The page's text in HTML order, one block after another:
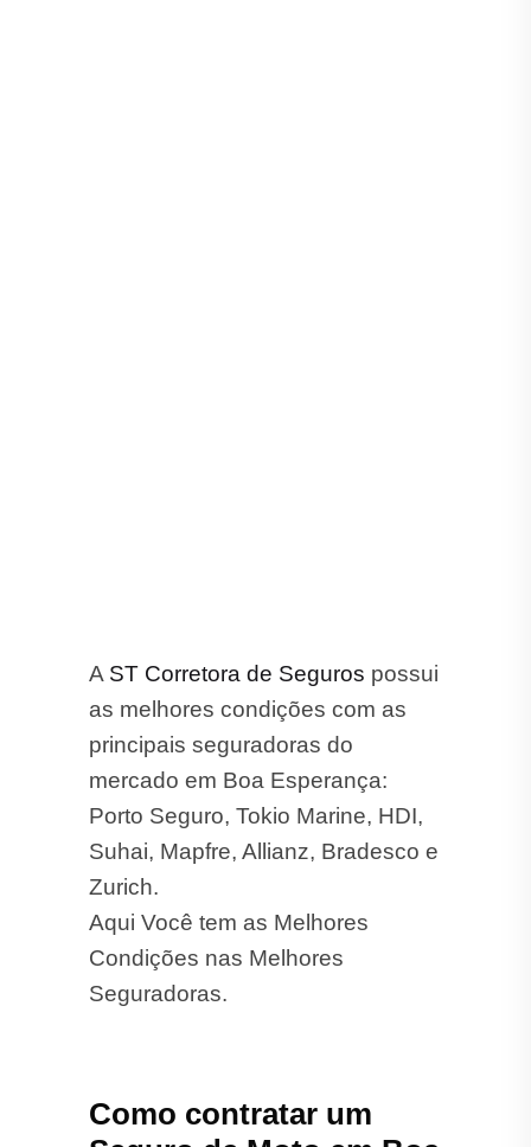
A ST Corretora de Seguros possui
as melhores condições com as
principais seguradoras do
mercado em Boa Esperança:
Porto Seguro, Tokio Marine, HDI,
Suhai, Mapfre, Allianz, Bradesco e
Zurich.
Aqui Você tem as Melhores
Condições nas Melhores
Seguradoras.
Como contratar um